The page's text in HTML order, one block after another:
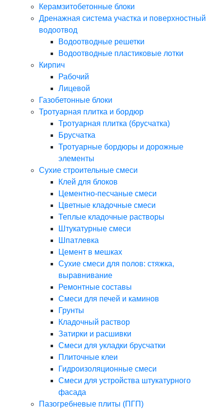
Керамзитобетонные блоки
Дренажная система участка и поверхностный
водоотвод
Водоотводные решетки
Водоотводные пластиковые лотки
Кирпич
Рабочий
Лицевой
Газобетонные блоки
Тротуарная плитка и бордюр
Тротуарная плитка (брусчатка)
Брусчатка
Тротуарные бордюры и дорожные
элементы
Сухие строительные смеси
Клей для блоков
Цементно-песчаные смеси
Цветные кладочные смеси
Теплые кладочные растворы
Штукатурные смеси
Шпатлевка
Цемент в мешках
Сухие смеси для полов: стяжка,
выравнивание
Ремонтные составы
Смеси для печей и каминов
Грунты
Кладочный раствор
Затирки и расшивки
Смеси для укладки брусчатки
Плиточные клеи
Гидроизоляционные смеси
Смеси для устройства штукатурного
фасада
Пазогребневые плиты (ПГП)